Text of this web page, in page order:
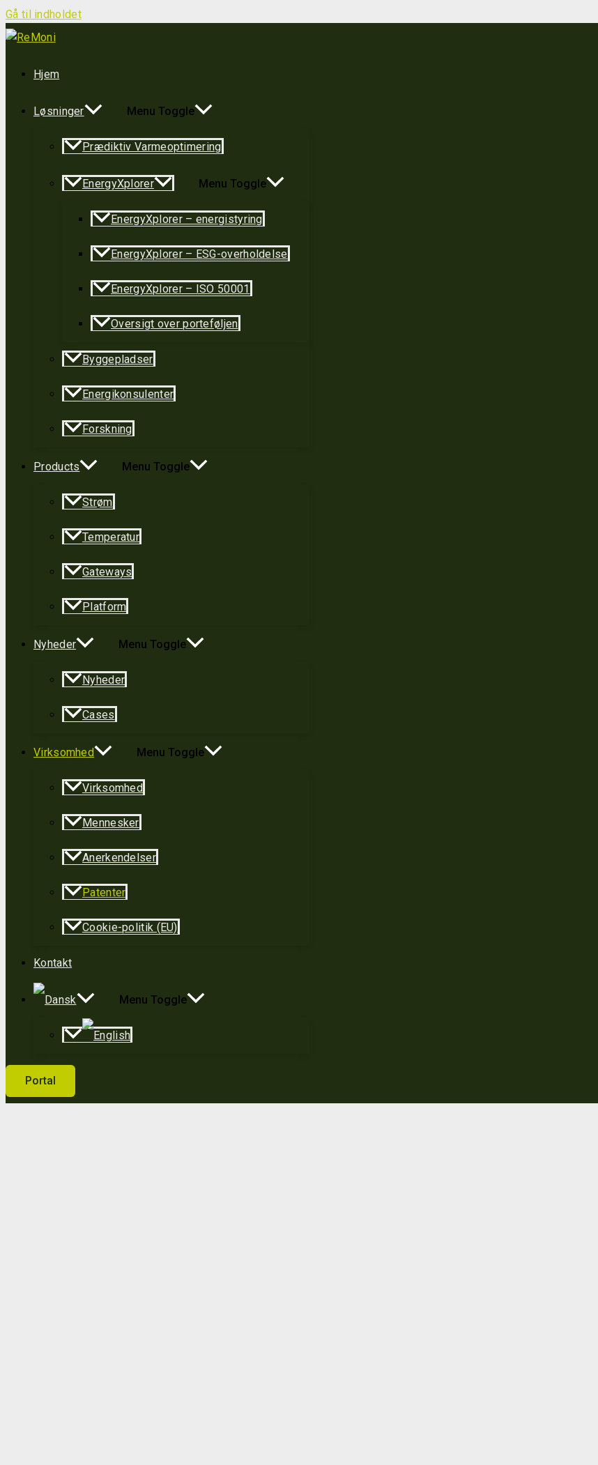
Gå til indholdet
Hjem
Løsninger Menu Toggle
Prædiktiv Varmeoptimering
EnergyXplorer Menu Toggle
EnergyXplorer – energistyring
EnergyXplorer – ESG-overholdelse
EnergyXplorer – ISO 50001
Oversigt over porteføljen
Byggepladser
Energikonsulenter
Forskning
Products Menu Toggle
Strøm
Temperatur
Gateways
Platform
Nyheder Menu Toggle
Nyheder
Cases
Virksomhed Menu Toggle
Virksomhed
Mennesker
Anerkendelser
Patenter
Cookie-politik (EU)
Kontakt
Menu Toggle
Portal